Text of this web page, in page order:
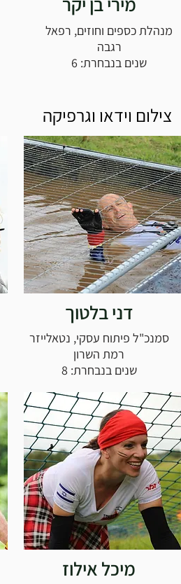
מנהלת כספים וחוזים, רפאל
רגבה
שנים בנבחרת: 6
דני בלטוך
סמנכ"ל פיתוח עסקי, נטאלייזר
רמת השרון
שנים בנבחרת: 8
מיכל אילוז
צילום וידאו וגרפיקה